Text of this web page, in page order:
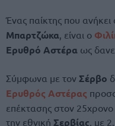
Ένας παίκτης που
Μπαρτζώκα, είναι ο
Ερυθρό Αστέρα ως
Σύμφωνα με τον Σέρβο
Ερυθρός Αστέρας
επέκτασης στον
την εθνική Σερβίας , με